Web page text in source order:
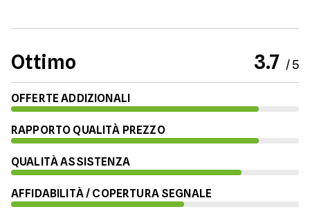
Ottimo 3.7 / 5
OFFERTE ADDIZIONALI
RAPPORTO QUALITÀ PREZZO
QUALITÀ ASSISTENZA
AFFIDABILITÀ / COPERTURA SEGNALE